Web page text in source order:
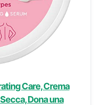
Care, Crema
Dona una